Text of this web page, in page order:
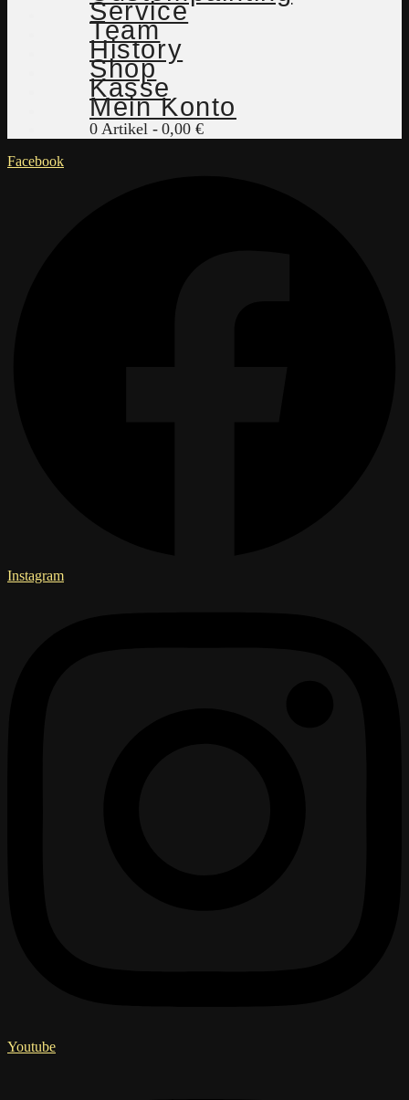
Service
Team
History
Shop
Kasse
Mein Konto
0 Artikel 0,00 €
Facebook
Instagram
Youtube